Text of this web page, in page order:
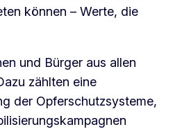
können – Werte, die
und Bürger aus allen
zählten eine
der Opferschutzsysteme,